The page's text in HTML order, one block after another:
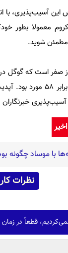
آسیب‌پذیری، با
کروم معمولا بطور
است که گوگل در
این آسیب‌پذیری‌ها در
با موساد چگونه
نظرات
نمی‌کردیم، قطعاً در